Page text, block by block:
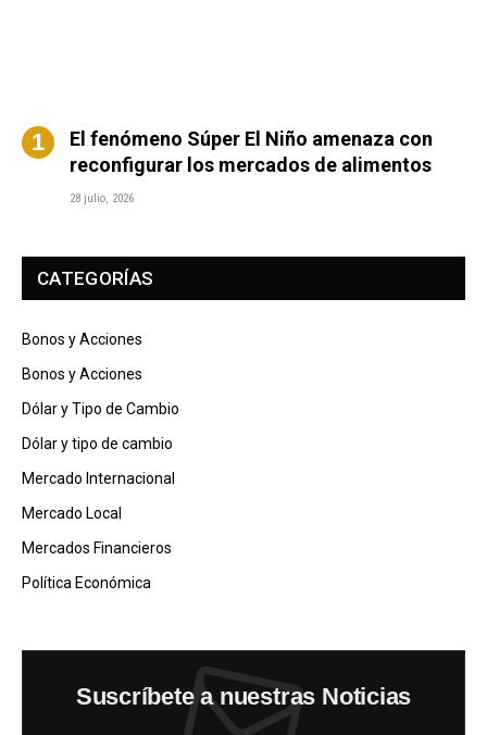
El fenómeno Súper El Niño amenaza con
reconfigurar los mercados de alimentos
28 julio, 2026
CATEGORÍAS
Bonos y Acciones
Bonos y Acciones
Dólar y Tipo de Cambio
Dólar y tipo de cambio
Mercado Internacional
Mercado Local
Mercados Financieros
Política Económica
Suscríbete a nuestras Noticias